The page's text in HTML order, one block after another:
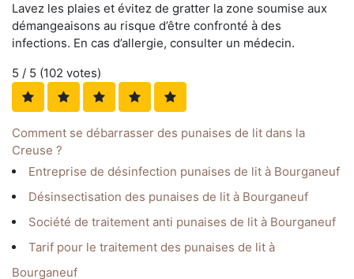
Lavez les plaies et évitez de gratter la zone soumise aux
démangeaisons au risque d’être confronté à des
infections. En cas d’allergie, consulter un médecin.
5 / 5 (102 votes)
Comment se débarrasser des punaises de lit dans la
Creuse ?
Entreprise de désinfection punaises de lit à Bourganeuf
Désinsectisation des punaises de lit à Bourganeuf
Société de traitement anti punaises de lit à Bourganeuf
Tarif pour le traitement des punaises de lit à
Bourganeuf